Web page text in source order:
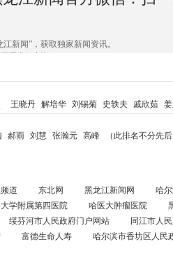
新闻”，获取独家新闻资讯。
王晓丹 解培华 刘锡菊 史轶夫 戚欣茹
郝雨 刘慧 张瀚元 高峰 （此排名不分先
道 东北网 黑龙江新闻网
哈
学附属第四医院 哈医大肿瘤医院
绥芬河市人民政府门户网站
同江市人
富德生命人寿
哈尔滨市香坊区人民